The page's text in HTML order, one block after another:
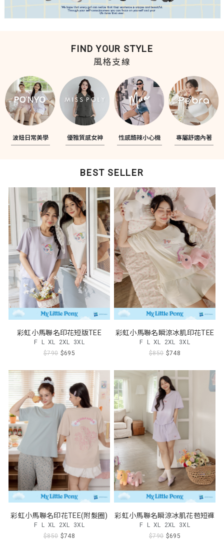
FIND YOUR STYLE
風格支線
波妞日常美學 優雅質感女神 性感酷辣小心機 專屬舒適內著
BEST SELLER
彩虹小馬聯名印花短版TEE
F L XL 2XL 3XL
$790 $695
彩虹小馬聯名瞬涼冰肌印花TEE
F L XL 2XL 3XL
$850 $748
彩虹小馬聯名印花TEE(附髮圈)
F L XL 2XL 3XL
$850 $748
彩虹小馬聯名瞬涼冰肌花苞短褲
F L XL 2XL 3XL
$790 $695